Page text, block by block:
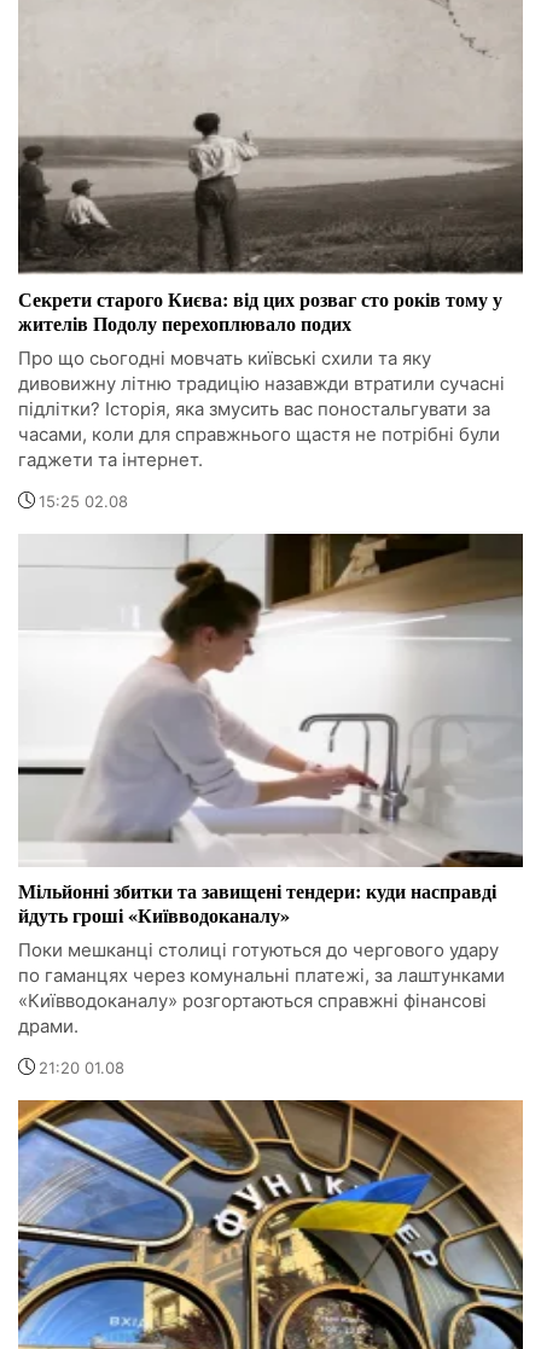
Секрети старого Києва: від цих розваг сто років тому у
жителів Подолу перехоплювало подих
Про що сьогодні мовчать київські схили та яку
дивовижну літню традицію назавжди втратили сучасні
підлітки? Історія, яка змусить вас поностальгувати за
часами, коли для справжнього щастя не потрібні були
гаджети та інтернет.
15:25 02.08
Мільйонні збитки та завищені тендери: куди насправді
йдуть гроші «Київводоканалу»
Поки мешканці столиці готуються до чергового удару
по гаманцях через комунальні платежі, за лаштунками
«Київводоканалу» розгортаються справжні фінансові
драми.
21:20 01.08